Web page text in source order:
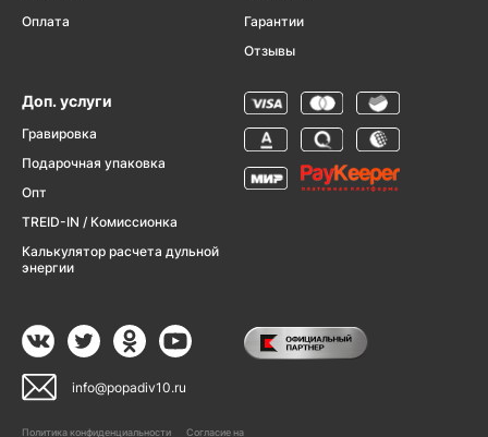
Оплата
Гарантии
Отзывы
Доп. услуги
Гравировка
Подарочная упаковка
Опт
TREID-IN / Комиссионка
Калькулятор расчета дульной
энергии
info@popadiv10.ru
Политика конфиденциальности Согласие на